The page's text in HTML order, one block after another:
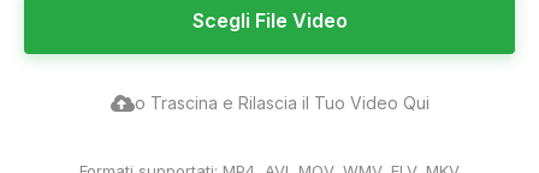
Scegli File Video
o Trascina e Rilascia il Tuo Video Qui